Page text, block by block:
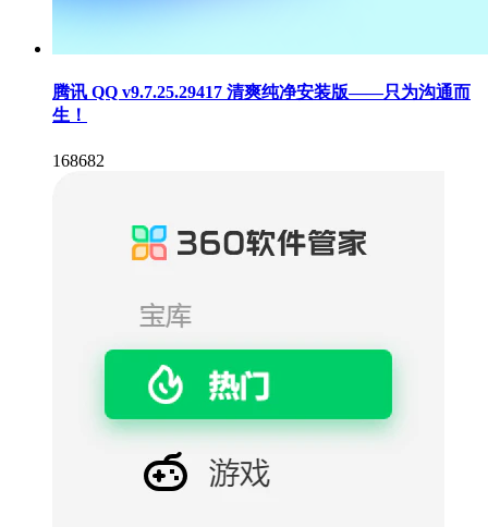
腾讯 QQ v9.7.25.29417 清爽纯净安装版——只为沟通而
生！
168682